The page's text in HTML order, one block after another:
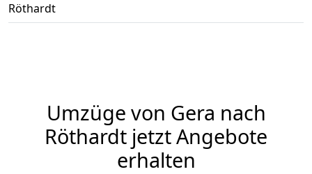
Röthardt
Umzüge von Gera nach
Röthardt jetzt Angebote
erhalten